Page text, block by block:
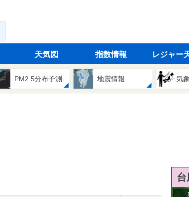
天気図 指数情報 レジャー
PM2.5分布予測 地震情報 気